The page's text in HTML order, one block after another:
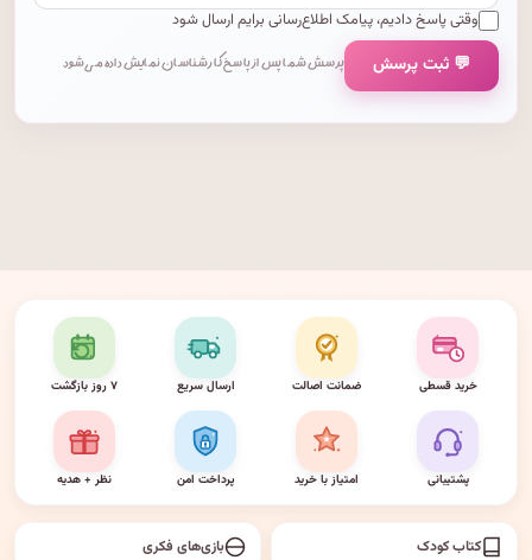
وقتی پاسخ دادیم، پیامک اطلاع‌رسانی برایم ارسال شود
💬 ثبت پرسش پرسش شما پس از پاسخ کارشناسان نمایش داده می‌شود.
خرید قسطی ضمانت اصالت ارسال سریع ۷ روز بازگشت
پشتیبانی امتیاز با خرید پرداخت امن نظر + هدیه
کتاب کودک بازی‌های فکری